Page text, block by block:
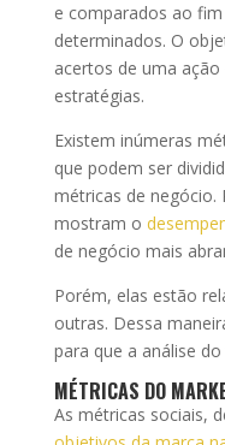
e comparados ao
determinados. O
acertos de uma
estratégias.
Existem inúmeras
que podem ser
métricas de negócio.
mostram o
de negócio mais
Porém, elas estão
outras. Dessa
para que a análise
MÉTRICAS DO
As métricas sociais,